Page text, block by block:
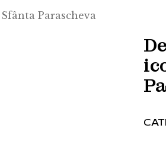
Parascheva